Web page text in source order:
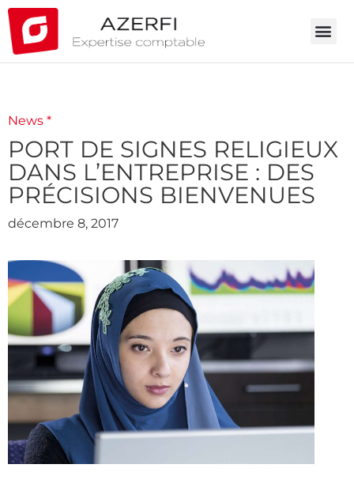
News *
PORT DE SIGNES RELIGIEUX
DANS L’ENTREPRISE : DES
PRÉCISIONS BIENVENUES
décembre 8, 2017